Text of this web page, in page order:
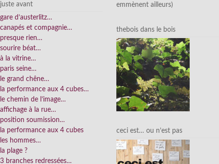
juste avant
gare d’austerlitz…
canapés et compagnie…
presque rien…
sourire béat…
à la vitrine…
paris seine…
le grand chêne…
la performance aux 4 cubes…
le chemin de l’image…
affichage à la rue…
position soumission…
la performance aux 4 cubes
les hommes…
la plage ?
3 branches redressées…
emmènent ailleurs)
thebois dans le bois
ceci est… ou n’est pas